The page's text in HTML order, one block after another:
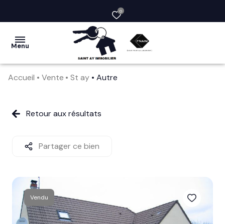
0
Menu
vendre
société
services
avis
clients
Accueil Vente St ay Autre
Retour aux résultats
Partager ce bien
Vendu